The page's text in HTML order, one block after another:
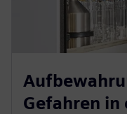
Gefahren in